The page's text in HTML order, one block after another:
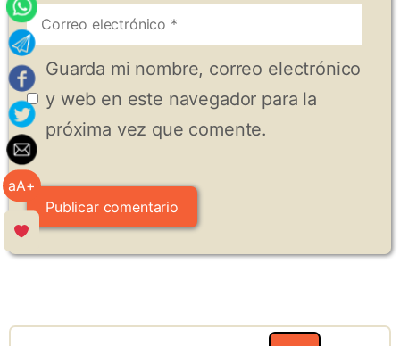
aA+
Correo
electrónico
Guarda mi nombre, correo electrónico
y web en este navegador para la
próxima vez que comente.